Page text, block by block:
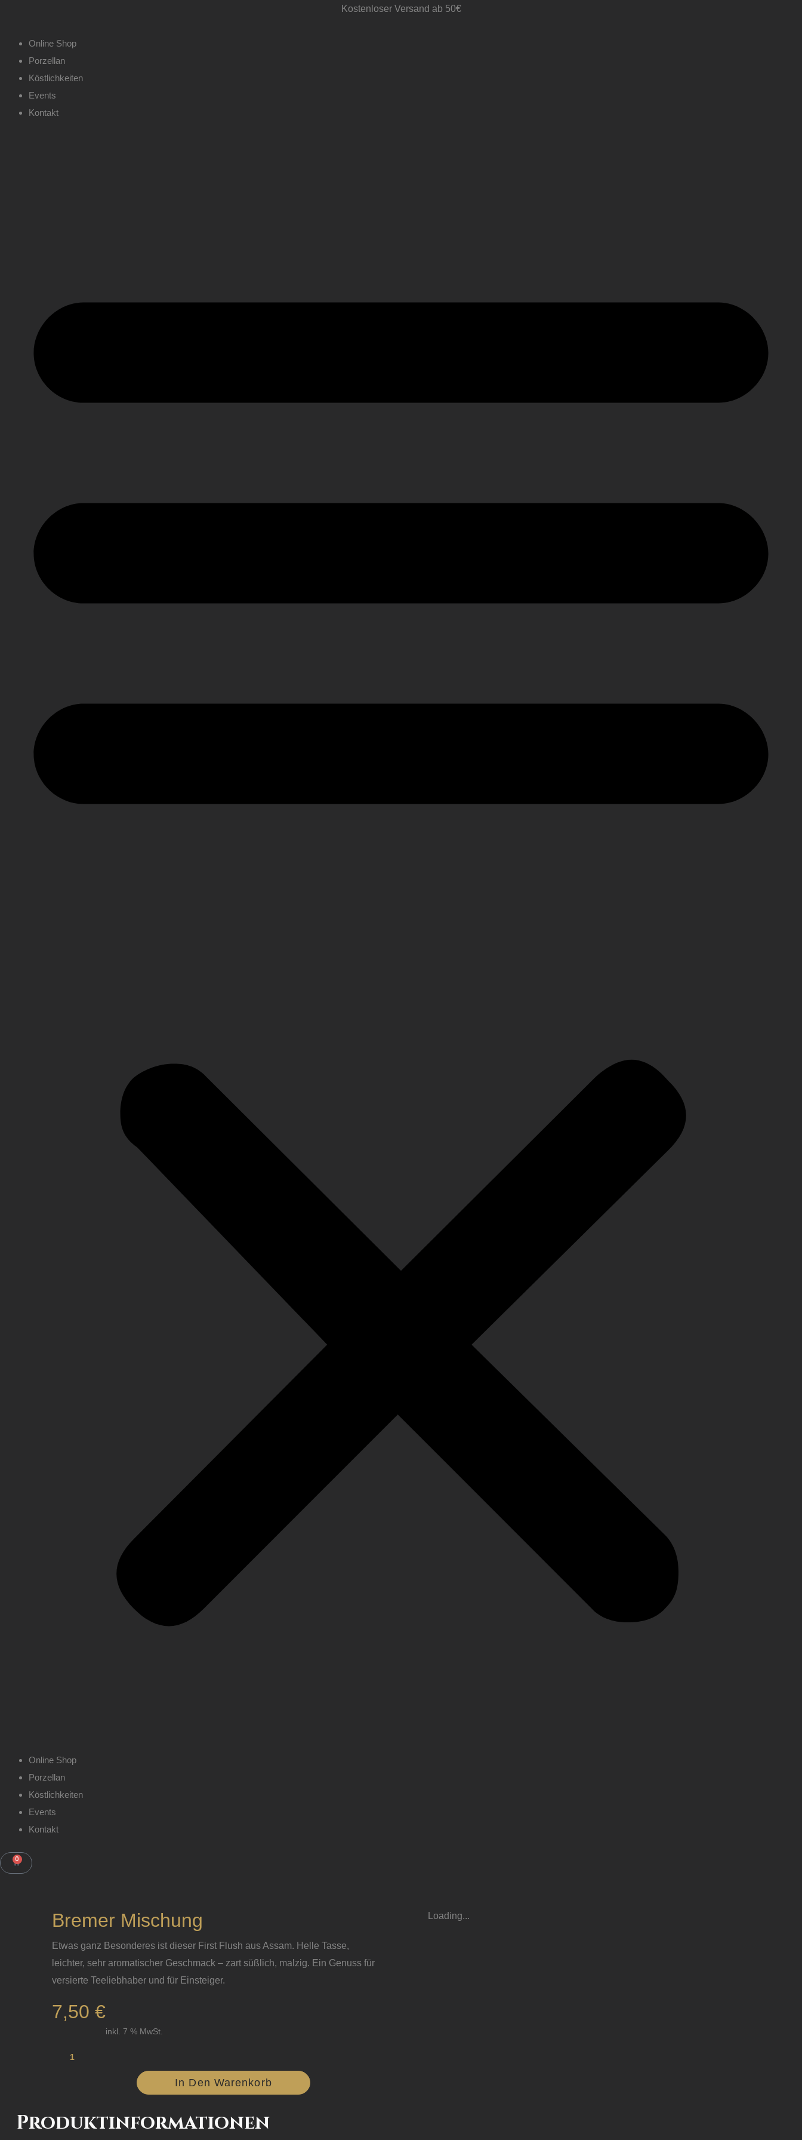
Kostenloser Versand ab 50€
Online Shop
Porzellan
Köstlichkeiten
Events
Kontakt
Online Shop
Porzellan
Köstlichkeiten
Events
Kontakt
0WARENKORB
Bremer Mischung
Etwas ganz Besonderes ist dieser First Flush aus Assam. Helle Tasse,
leichter, sehr aromatischer Geschmack – zart süßlich, malzig. Ein Genuss für
versierte Teeliebhaber und für Einsteiger.
7,50 €
inkl. 7 % MwSt.
Bremer
In Den Warenkorb
Loading...
Produktinformationen